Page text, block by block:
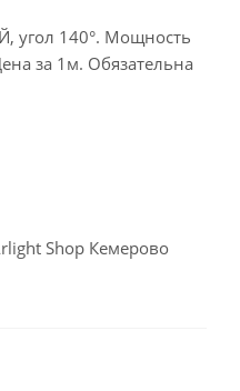
угол 140°. Мощность
за 1м. Обязательна
Shop Кемерово